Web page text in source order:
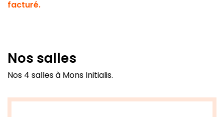
facturé.
Nos salles
Nos 4 salles à Mons Initialis.